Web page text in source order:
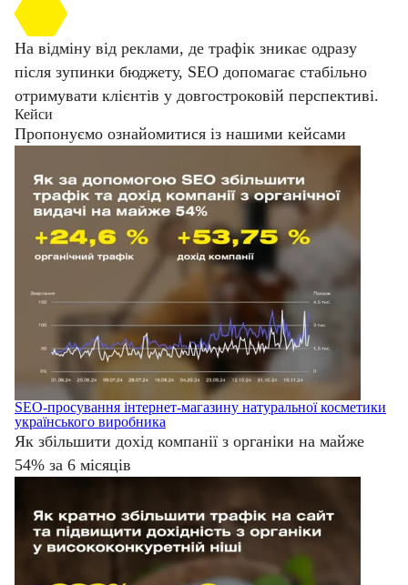
На відміну від реклами, де трафік зникає одразу
після зупинки бюджету, SEO допомагає стабільно
отримувати клієнтів у довгостроковій перспективі.
Кейси
Пропонуємо ознайомитися із нашими кейсами
SEO-просування інтернет-магазину натуральної косметики
українського виробника
Як збільшити дохід компанії з органіки на майже
54% за 6 місяців